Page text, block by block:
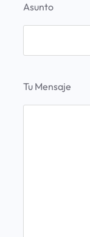
Asunto
Tu Mensaje